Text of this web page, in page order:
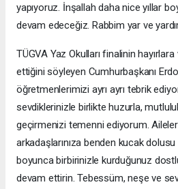
yapıyoruz. İnşallah daha nice yıllar
devam edeceğiz. Rabbim yar ve
TÜGVA Yaz Okulları finalinin
ettiğini söyleyen Cumhurbaşkanı
öğretmenlerimizi ayrı ayrı tebrik
sevdiklerinizle birlikte huzurla,
geçirmenizi temenni ediyorum.
arkadaşlarınıza benden kucak
boyunca birbirinizle kurduğunuz
devam ettirin. Tebessüm, neşe ve